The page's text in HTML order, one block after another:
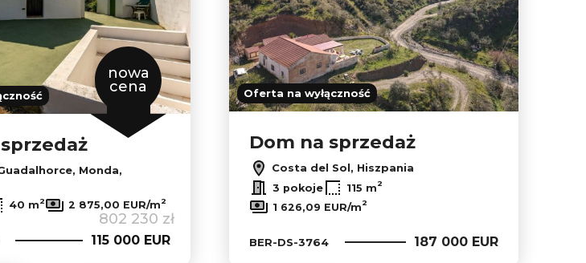
nowa
cena
Monda,
40 m2 2 875,00 EUR/m2
802 230 zł
115 000 EUR
Oferta na wyłączność
Dom na sprzedaż
Costa del Sol, Hiszpania
3 pokoje 115 m2
1 626,09 EUR/m2
BER-DS-3764 187 000 EUR